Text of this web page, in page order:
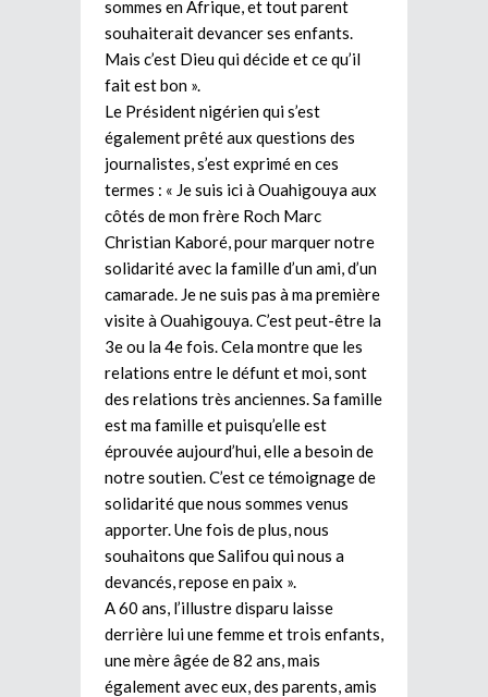
sommes en Afrique, et tout parent
souhaiterait devancer ses enfants.
Mais c’est Dieu qui décide et ce qu’il
fait est bon ».
Le Président nigérien qui s’est
également prêté aux questions des
journalistes, s’est exprimé en ces
termes : « Je suis ici à Ouahigouya aux
côtés de mon frère Roch Marc
Christian Kaboré, pour marquer notre
solidarité avec la famille d’un ami, d’un
camarade. Je ne suis pas à ma première
visite à Ouahigouya. C’est peut-être la
3e ou la 4e fois. Cela montre que les
relations entre le défunt et moi, sont
des relations très anciennes. Sa famille
est ma famille et puisqu’elle est
éprouvée aujourd’hui, elle a besoin de
notre soutien. C’est ce témoignage de
solidarité que nous sommes venus
apporter. Une fois de plus, nous
souhaitons que Salifou qui nous a
devancés, repose en paix ».
A 60 ans, l’illustre disparu laisse
derrière lui une femme et trois enfants,
une mère âgée de 82 ans, mais
également avec eux, des parents, amis